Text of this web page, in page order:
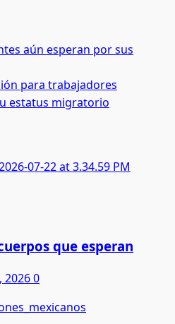
aún esperan por sus
para trabajadores
estatus migratorio
que esperan
20260